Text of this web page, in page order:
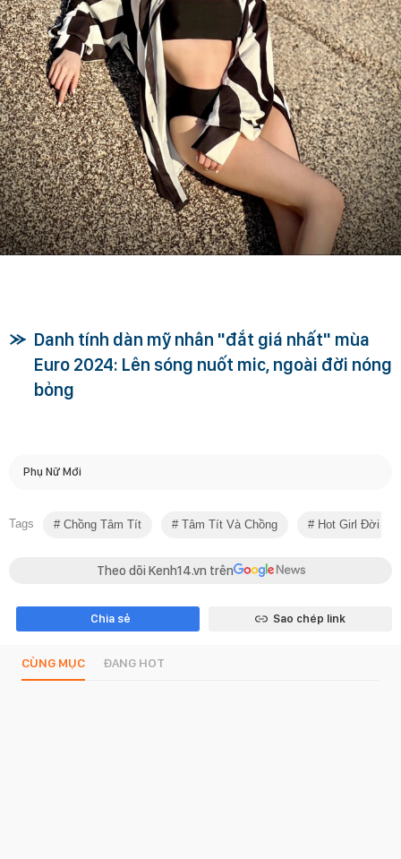
Danh tính dàn mỹ nhân "đắt giá nhất" mùa
Euro 2024: Lên sóng nuốt mic, ngoài đời nóng
bỏng
Phụ Nữ Mới
Tags Chồng Tâm Tít Tâm Tít Và Chồng Hot Girl Đời
Theo dõi Kenh14.vn trên
Chia sẻ Sao chép link
CÙNG MỤC ĐANG HOT